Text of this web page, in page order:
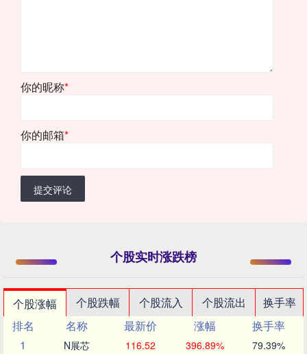
你的昵称*
你的邮箱*
提交评论
个股实时涨跌榜
个股涨幅 个股跌幅 个股流入 个股流出
换手率
排名
名称 最新价 涨幅
换手率
1
N展芯 116.52 396.89% 79.39%